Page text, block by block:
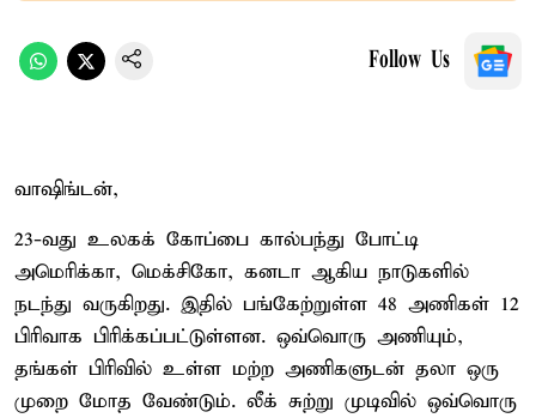
Follow Us
வாஷிங்டன்,
23-வது உலகக் கோப்பை கால்பந்து போட்டி
அமெரிக்கா, மெக்சிகோ, கனடா ஆகிய நாடுகளில்
நடந்து வருகிறது. இதில் பங்கேற்றுள்ள 48 அணிகள் 12
பிரிவாக பிரிக்கப்பட்டுள்ளன. ஒவ்வொரு அணியும்,
தங்கள் பிரிவில் உள்ள மற்ற அணிகளுடன் தலா ஒரு
முறை மோத வேண்டும். லீக் சுற்று முடிவில் ஒவ்வொரு